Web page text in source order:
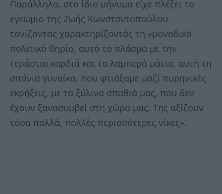
Παράλληλα, στο ίδιο μήνυμα είχε πλέξει το
εγκώμιο της Ζωής Κωνσταντοπούλου
τονίζοντας χαρακτηρίζοντάς τη «μοναδικό
πολιτικό θηρίο, αυτό το πλάσμα με την
τεράστια καρδιά και τα λαμπερά μάτια, αυτή τη
σπάνια γυναίκα, που φτιάξαμε μαζί πυρηνικές
εκρήξεις, με τα ξύλινα σπαθιά μας, που δεν
έχουν ξανασυμβεί στη χώρα μας. Της αξίζουν
τόσα πολλά, πολλές περισσότερες νίκες».